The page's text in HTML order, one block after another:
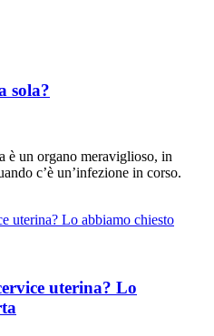
sola?
è un organo meraviglioso, in
c’è un’infezione in corso.
uterina? Lo